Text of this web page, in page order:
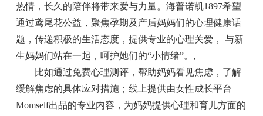
热情，长久的陪伴将带来爱与力量。海普诺凯1897希望
通过鸢尾花公益，聚焦孕期及产后妈妈们的心理健康话
题，传递积极的生活态度，提供专业的心理关爱， 与新
生妈妈们站在一起，呵护她们的“小情绪”。 ,
比如通过免费心理测评，帮助妈妈看见焦虑，了解
缓解焦虑的具体应对措施；线上提供由女性成长平台
Momself出品的专业内容，为妈妈提供心理和育儿方面的